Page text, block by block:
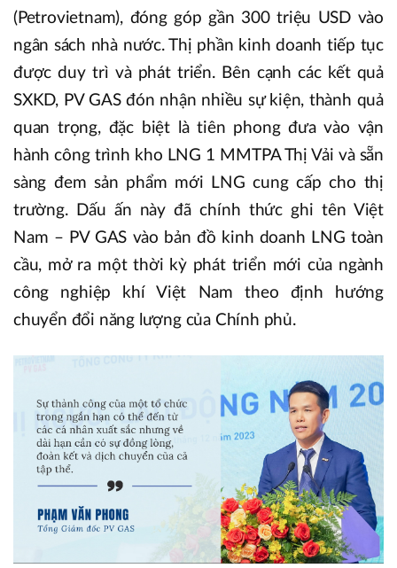
(Petrovietnam), đóng góp gần 300 triệu USD vào
ngân sách nhà nước. Thị phần kinh doanh tiếp tục
được duy trì và phát triển. Bên cạnh các kết quả
SXKD, PV GAS đón nhận nhiều sự kiện, thành quả
quan trọng, đặc biệt là tiên phong đưa vào vận
hành công trình kho LNG 1 MMTPA Thị Vải và sẵn
sàng đem sản phẩm mới LNG cung cấp cho thị
trường. Dấu ấn này đã chính thức ghi tên Việt
Nam – PV GAS vào bản đồ kinh doanh LNG toàn
cầu, mở ra một thời kỳ phát triển mới của ngành
công nghiệp khí Việt Nam theo định hướng
chuyển đổi năng lượng của Chính phủ.